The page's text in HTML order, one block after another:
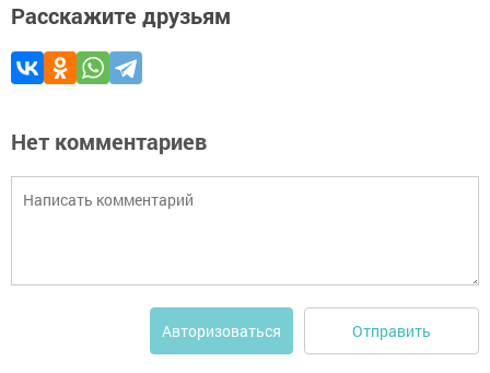
Расскажите друзьям
Нет комментариев
Авторизоваться Отправить